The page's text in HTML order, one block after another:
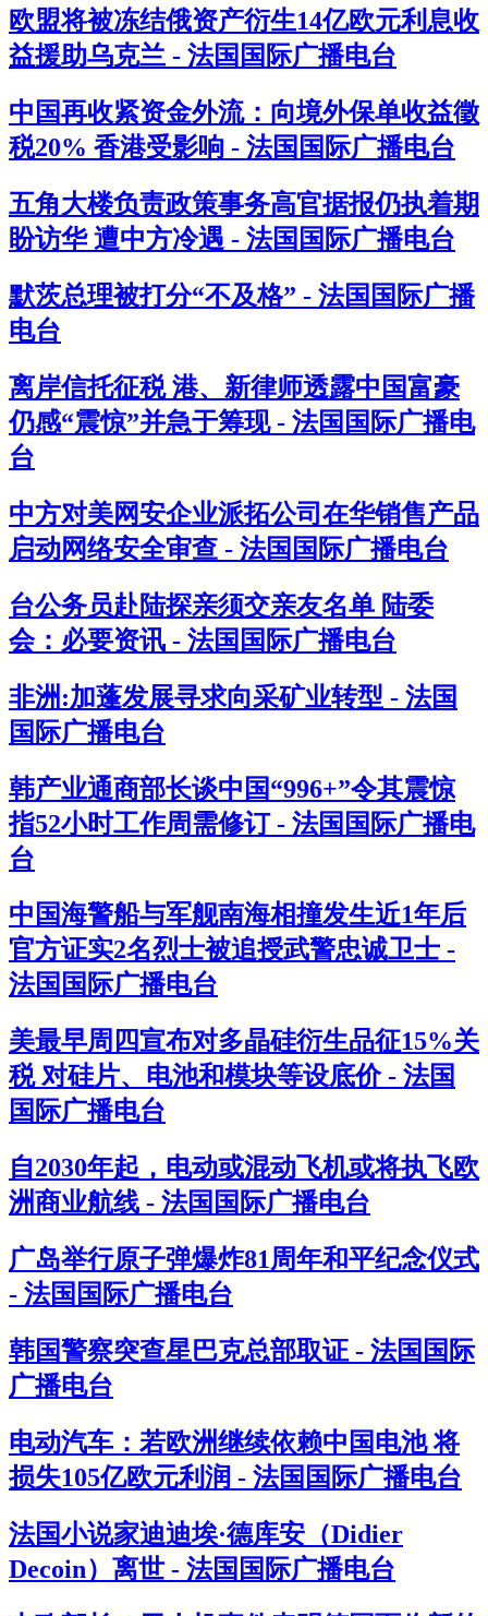
欧盟将被冻结俄资产衍生14亿欧元利息收
益援助乌克兰 - 法国国际广播电台
中国再收紧资金外流：向境外保单收益徵
税20% 香港受影响 - 法国国际广播电台
五角大楼负责政策事务高官据报仍执着期
盼访华 遭中方冷遇 - 法国国际广播电台
默茨总理被打分“不及格” - 法国国际广播
电台
离岸信托征税 港、新律师透露中国富豪
仍感“震惊”并急于筹现 - 法国国际广播电
台
中方对美网安企业派拓公司在华销售产品
启动网络安全审查 - 法国国际广播电台
台公务员赴陆探亲须交亲友名单 陆委
会：必要资讯 - 法国国际广播电台
非洲:加蓬发展寻求向采矿业转型 - 法国
国际广播电台
韩产业通商部长谈中国“996+”令其震惊
指52小时工作周需修订 - 法国国际广播电
台
中国海警船与军舰南海相撞发生近1年后
官方证实2名烈士被追授武警忠诚卫士 -
法国国际广播电台
美最早周四宣布对多晶硅衍生品征15%关
税 对硅片、电池和模块等设底价 - 法国
国际广播电台
自2030年起，电动或混动飞机或将执飞欧
洲商业航线 - 法国国际广播电台
广岛举行原子弹爆炸81周年和平纪念仪式
- 法国国际广播电台
韩国警察突查星巴克总部取证 - 法国国际
广播电台
电动汽车：若欧洲继续依赖中国电池 将
损失105亿欧元利润 - 法国国际广播电台
法国小说家迪迪埃·德库安（Didier
Decoin）离世 - 法国国际广播电台